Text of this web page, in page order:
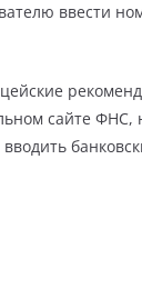
ввести
сайте ФНС,